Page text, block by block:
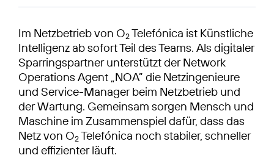
Im Netzbetrieb von O2Telefónica ist Künstliche
Intelligenz ab sofort Teil des Teams. Als digitaler
Sparringspartner unterstützt der Network
Operations Agent „NOA” die Netzingenieure
und Service-Manager beim Netzbetrieb und
der Wartung. Gemeinsam sorgen Mensch und
Maschine im Zusammenspiel dafür, dass das
Netz von O2Telefónica noch stabiler, schneller
und effizienter läuft.